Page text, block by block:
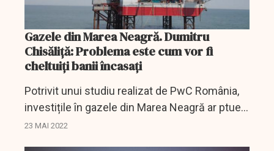
Gazele din Marea Neagră. Dumitru
Chisăliță: Problema este cum vor fi
cheltuiți banii încasați
Potrivit unui studiu realizat de PwC România,
investițile în gazele din Marea Neagră ar ptuea
aduce la bugetul statului 5 miliarde de lei
23 MAI 2022